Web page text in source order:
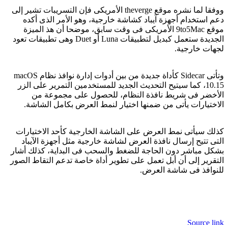
ووفقا لما نشره موقع theverge الأمريكى فإن التسريبات تشير إلى
دعم استخدام أجهزة آيباد كشاشة خارجية، وهو الأمر الذى أكده
موقع 9to5Mac الأمريكى فى وقت سابق، موضحا أن هذ الميزة
الجديدة ستعمل كبديل لتطبيقات Luna أو Duet وهى تطبيقات تعود
لجهات خارجية.
وتأتى Sidecar كأداة جديدة من بين أدوات إدارة نوافذ نظام macOS
10.15، كما سيتيح التحديث الجديد للمستخدمين التمرير على الزر
الأخضر فى شريط نافذة النظام، للحصول على مجموعة من
الاختيارات يأتى من ضمنها اختيار لنمط العرض بكامل الشاشة.
كذلك سيأتى نمط العرض على الشاشة الخارجية كأحد الاختيارات
التى تتيح إرسال نافذة العرض لشاشة خارجية مثل أجهزة الآيباد
بشكل مباشر دون الحاجة للضغط والسحب فى البداية، كذلك أشار
التقرير إلى أن أبل تعمل على تطوير أداة خاصة تدعم التقاط الصور
للنوافذ فى شاشة العرض.
Source link